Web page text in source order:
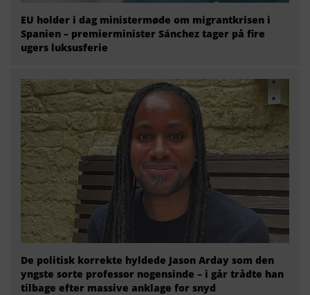
EU holder i dag ministermøde om migrantkrisen i
Spanien – premierminister Sánchez tager på fire
ugers luksusferie
De politisk korrekte hyldede Jason Arday som den
yngste sorte professor nogensinde – i går trådte han
tilbage efter massive anklage for snyd